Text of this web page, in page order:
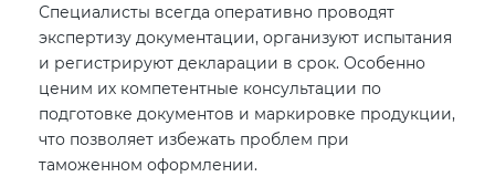
Специалисты всегда оперативно проводят
экспертизу документации, организуют испытания
и регистрируют декларации в срок. Особенно
ценим их компетентные консультации по
подготовке документов и маркировке продукции,
что позволяет избежать проблем при
таможенном оформлении.